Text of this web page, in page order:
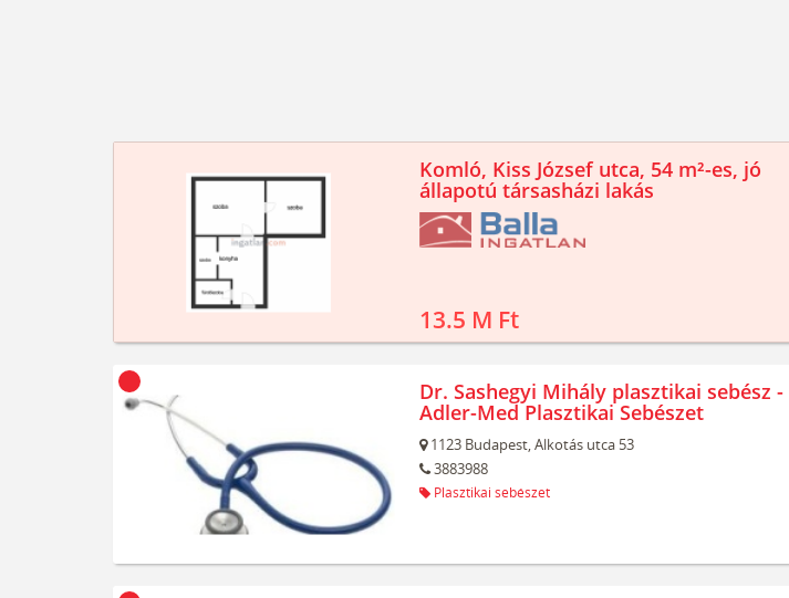
Komló, Kiss József utca, 54 m²-es, jó
állapotú társasházi lakás
13.5 M Ft
Dr. Sashegyi Mihály plasztikai sebész -
Adler-Med Plasztikai Sebészet
1123 Budapest,Alkotás utca 53
3883988
Plasztikai sebészet